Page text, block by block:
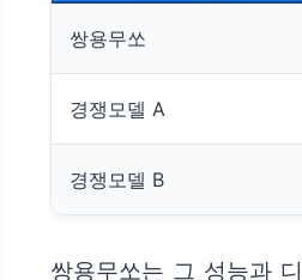
쌍용무쏘
경쟁모델 A
경쟁모델 B
쌍용무쏘는 그 성능과